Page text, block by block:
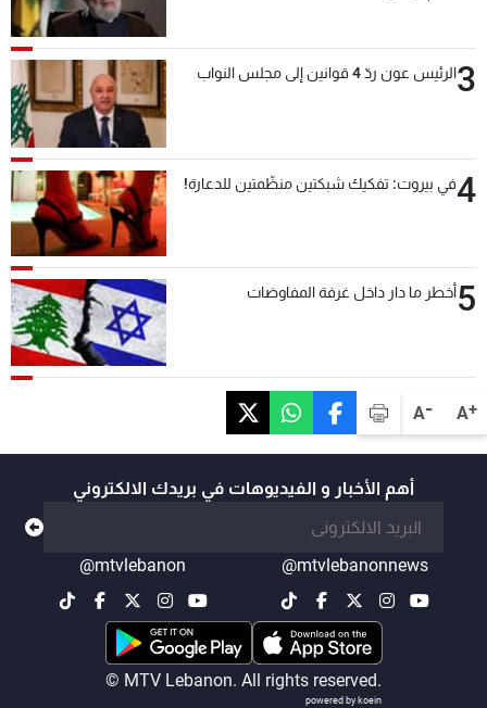
A+
A-
3الرئيس عون ردّ 4 قوانين إلى مجلس النواب
4في بيروت: تفكيك شبكتين منظّمتين للدعارة!
5أخطر ما دار داخل غرفة المفاوضات
أهم الأخبار و الفيديوهات في بريدك الالكتروني
@mtvlebanonnews
@mtvlebanon
© MTV Lebanon. All rights reserved.
powered by koein